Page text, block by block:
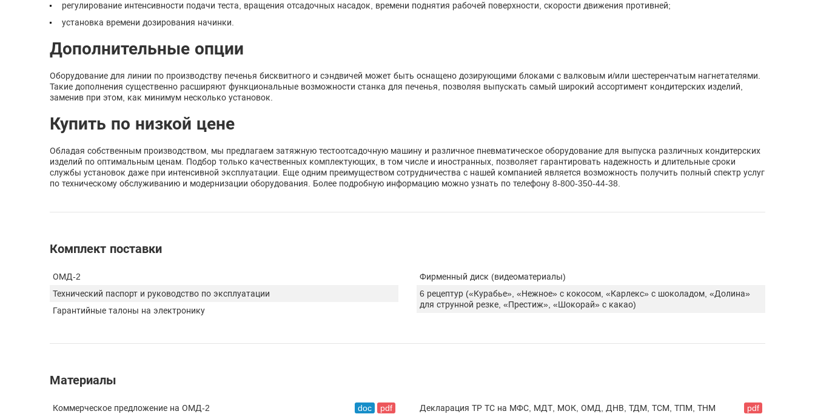
регулирование интенсивности подачи теста, вращения отсадочных насадок, времени поднятия рабочей поверхности, скорости движения противней;
установка времени дозирования начинки.
Дополнительные опции
Оборудование для линии по производству печенья бисквитного и сэндвичей может быть оснащено дозирующими блоками с валковым и/или шестеренчатым нагнетателями.
Такие дополнения существенно расширяют функциональные возможности станка для печенья, позволяя выпускать самый широкий ассортимент кондитерских изделий,
заменив при этом, как минимум несколько установок.
Купить по низкой цене
Обладая собственным производством, мы предлагаем затяжную тестоотсадочную машину и различное пневматическое оборудование для выпуска различных кондитерских
изделий по оптимальным ценам. Подбор только качественных комплектующих, в том числе и иностранных, позволяет гарантировать надежность и длительные сроки
службы установок даже при интенсивной эксплуатации. Еще одним преимуществом сотрудничества с нашей компанией является возможность получить полный спектр услуг
по техническому обслуживанию и модернизации оборудования. Более подробную информацию можно узнать по телефону 8-800-350-44-38.
Комплект поставки
ОМД-2
Технический паспорт и руководство по эксплуатации
Гарантийные талоны на электронику
Фирменный диск (видеоматериалы)
6 рецептур («Курабье», «Нежное» с кокосом, «Карлекс» с шоколадом, «Долина»
для струнной резке, «Престиж», «Шокорай» с какао)
Материалы
Коммерческое предложение на ОМД-2 doc
pdf
Декларация ТР ТС на МФС, МДТ, МОК, ОМД, ДНВ, ТДМ, ТСМ, ТПМ, ТНМ pdf